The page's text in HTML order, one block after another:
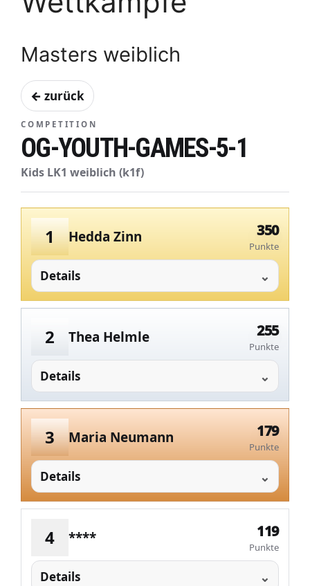
Masters weiblich
← zurück
COMPETITION
OG-YOUTH-GAMES-5-1
Kids LK1 weiblich (k1f)
1 Hedda Zinn 350
Punkte
Details
2 Thea Helmle 255
Punkte
Details
3 Maria Neumann 179
Punkte
Details
4 **** 119
Punkte
Details